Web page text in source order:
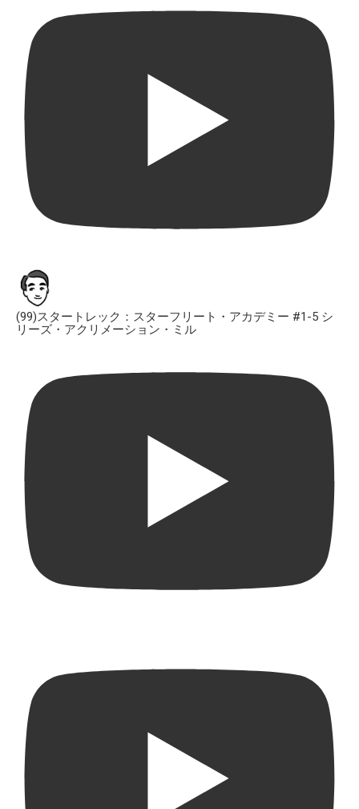
(99)スタートレック：スターフリート・アカデミー #1-5 シ
リーズ・アクリメーション・ミル